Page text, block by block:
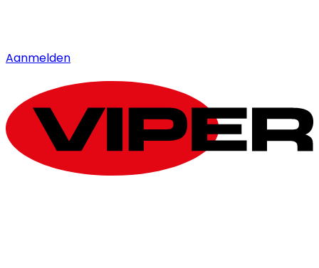
Aanmelden